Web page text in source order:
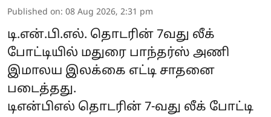
Published on: 08 Aug 2026, 2:31 pm
டி.என்.பி.எல். தொடரின் 7வது லீக்
போட்டியில் மதுரை பாந்தர்ஸ் அணி
இமாலய இலக்கை எட்டி சாதனை
படைத்தது.
டிஎன்பிஎல் தொடரின் 7-வது லீக் போட்டி